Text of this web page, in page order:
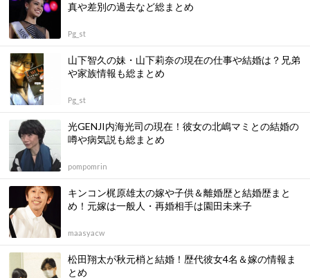
真や差別の過去など総まとめ
Pg_st
山下智久の妹・山下莉奈の現在の仕事や結婚は？兄弟
や家族情報も総まとめ
Pg_st
光GENJI内海光司の現在！彼女の北嶋マミとの結婚の
噂や病気説も総まとめ
pompomrin
キンコン梶原雄太の嫁や子供＆離婚歴と結婚歴まと
め！元嫁は一般人・再婚相手は園田未来子
maasyacw
松田翔太が秋元梢と結婚！歴代彼女4名＆嫁の情報ま
とめ